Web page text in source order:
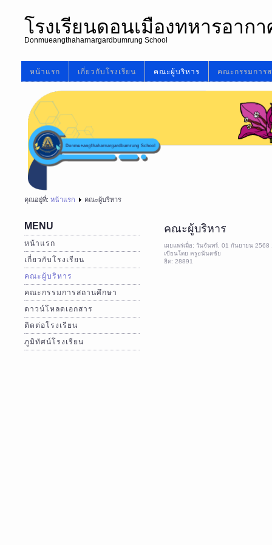
โรงเรียนดอนเมืองทหารอาก
Donmueangthaharnargardbumrung School
หน้าแรก เกี่ยวกับโรงเรียน คณะผู้บริหาร คณะกรรมการ
คุณอยู่ที่: หน้าแรก คณะผู้บริหาร
MENU
หน้าแรก
เกี่ยวกับโรงเรียน
คณะผู้บริหาร
คณะกรรมการสถานศึกษา
ดาวน์โหลดเอกสาร
ติดต่อโรงเรียน
ภูมิทัศน์โรงเรียน
คณะผู้บริหาร
เผยแพร่เมื่อ: วันจันทร์, 01 กันยายน 2568
เขียนโดย ครูอนันตชัย
ฮิต: 28891